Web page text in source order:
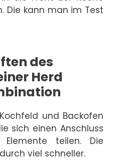
Die kann man im Test
des
Herd
und Backofen
sich einen Anschluss
teilen. Die
viel schneller.